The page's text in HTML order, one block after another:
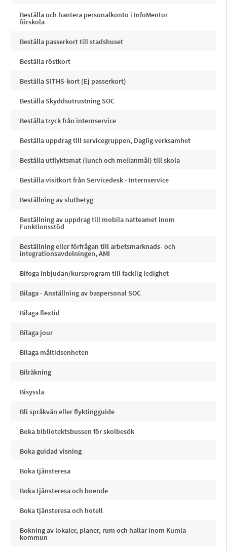
Beställa och hantera personalkonto i InfoMentor
förskola
Beställa passerkort till stadshuset
Beställa röstkort
Beställa SITHS-kort (Ej passerkort)
Beställa Skyddsutrustning SOC
Beställa tryck från internservice
Beställa uppdrag till servicegruppen, Daglig verksamhet
Beställa utflyktsmat (lunch och mellanmål) till skola
Beställa visitkort från Servicedesk - Internservice
Beställning av slutbetyg
Beställning av uppdrag till mobila natteamet inom
Funktionsstöd
Beställning eller förfrågan till arbetsmarknads- och
integrationsavdelningen, AMI
Bifoga inbjudan/kursprogram till facklig ledighet
Bilaga - Anställning av baspersonal SOC
Bilaga flextid
Bilaga jour
Bilaga måltidsenheten
Bilräkning
Bisyssla
Bli språkvän eller flyktingguide
Boka bibliotektsbussen för skolbesök
Boka guidad visning
Boka tjänsteresa
Boka tjänsteresa och boende
Boka tjänsteresa och hotell
Bokning av lokaler, planer, rum och hallar inom Kumla
kommun